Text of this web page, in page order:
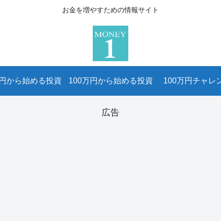
お金を増やすための情報サイト
から始める投資 100万円から始める投資 100万円チャレ
広告